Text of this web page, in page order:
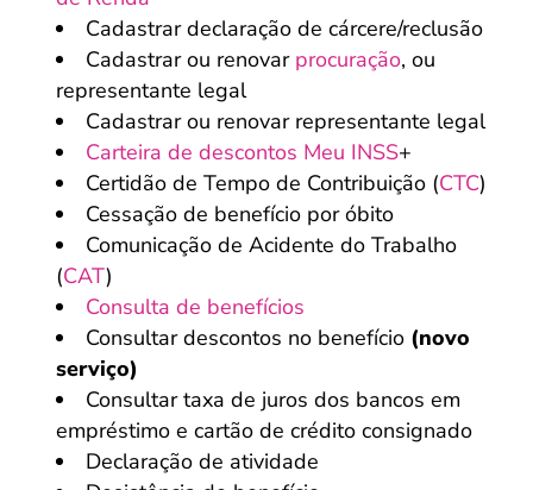
Cadastrar declaração de cárcere/reclusão
Cadastrar ou renovar procuração, ou
representante legal
Cadastrar ou renovar representante legal
Carteira de descontos Meu INSS+
Certidão de Tempo de Contribuição (CTC)
Cessação de benefício por óbito
Comunicação de Acidente do Trabalho
(CAT)
Consulta de benefícios
Consultar descontos no benefício (novo
serviço)
Consultar taxa de juros dos bancos em
empréstimo e cartão de crédito consignado
Declaração de atividade